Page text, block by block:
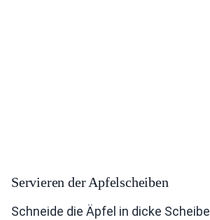
Servieren der Apfelscheiben
Schneide die Äpfel in dicke